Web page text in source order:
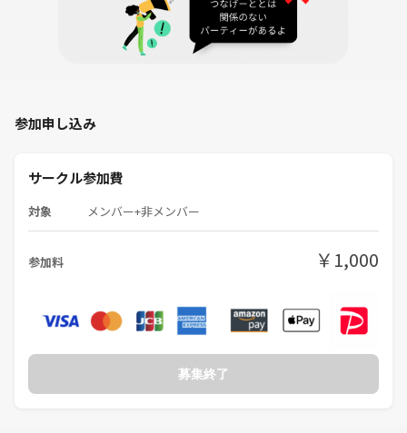
参加申し込み
サークル参加費
対象 メンバー+非メンバー
参加料 ￥1,000
募集終了